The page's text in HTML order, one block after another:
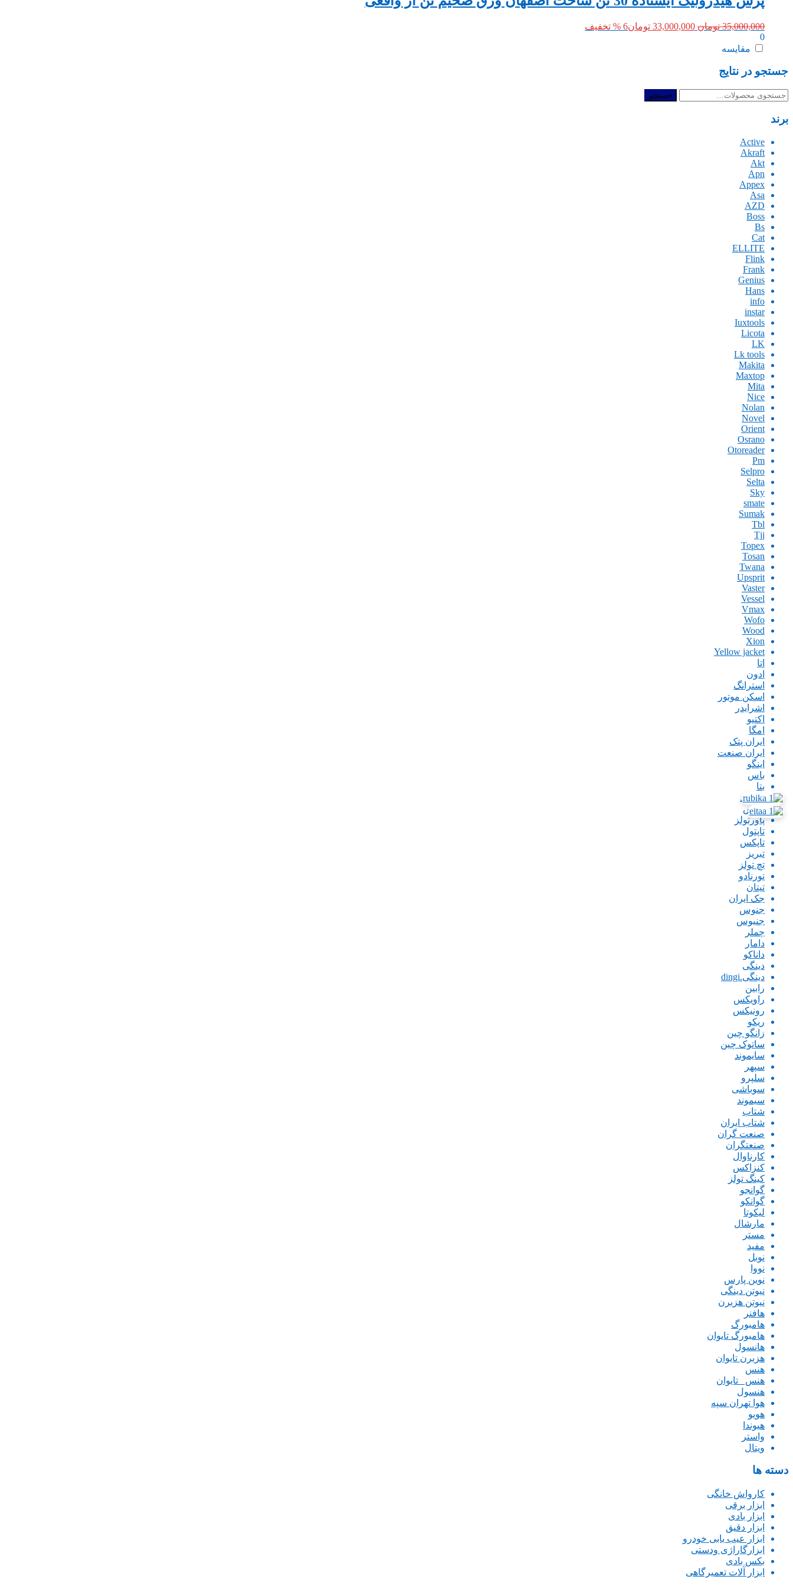
35,000,000 تومان قیمت
33,000,000 تومان6 % تخفیف
0
مقایسه
جستجو در نتایج
جستجو
جستجو
برند
Active
Akraft
Akt
Apn
Appex
Asa
AZD
Boss
Bs
Cat
ELLITE
Flink
Frank
Genius
Hans
info
instar
Iuxtools
Licota
LK
Lk tools
Makita
Maxtop
Mita
Nice
Nolan
Novel
Orient
Osrano
Otoreader
Pm
Selpro
Selta
Sky
smate
Sumak
Tbl
Tjj
Topex
Tosan
Twana
Upsprit
Vaster
Vessel
Vmax
Wofo
Wood
Xion
Yellow jacket
اتا
ادون
استرانگ
اسکن موتور
اشرایدر
اکتیو
امگا
ایران پتک
ایران صنعت
اینگو
باس
بتا
بیگ رد
پارس
پاورتولز
تاپتول
تاپکس
تبریز
تچ تولز
تورنادو
تیتان
جک ایران
جنوس
جنیوس
چملر
دامار
داناکو
دینگی
دینگی.dingi
رابین
راویکس
رونیکس
ریکو
زانگو چین
ساتوک چین
سایموند
سپهر
سلپرو
سوباشی
سیموند
شتاب
شتاب ایران
صنعت گران
صنعتگران
کارناوال
کنزاکس
کینگ تولز
گوانجو
گوانکو
لیکوتا
مارشال
مستر
مفید
نوبل
نووا
نوین پارس
نیوتن دینگی
نیوتن هزبرن
هافنر
هامبورگ
هامبورگ تایوان
هانسول
هزبرن تایوان
هنس
هنس _تایوان
هنسول
هوا تهران سپه
هویو
هیوندا
واستر
ویتال
دسته ها
کارواش خانگی
ابزار برقی
ابزار بادی
ابزار دقیق
ابزار عیب یابی خودرو
ابزارگاراژی ودستی
بکس بادی
ابزار آلات تعمیرگاهی